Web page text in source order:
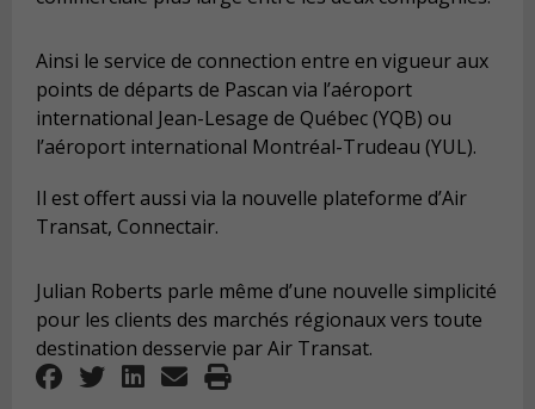
Ainsi le service de connection entre en vigueur aux
points de départs de Pascan via l’aéroport
international Jean-Lesage de Québec (YQB) ou
l’aéroport international Montréal-Trudeau (YUL).
Il est offert aussi via la nouvelle plateforme d’Air
Transat, Connectair.
Julian Roberts parle même d’une nouvelle simplicité
pour les clients des marchés régionaux vers toute
destination desservie par Air Transat.